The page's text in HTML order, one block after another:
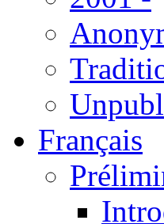
Français